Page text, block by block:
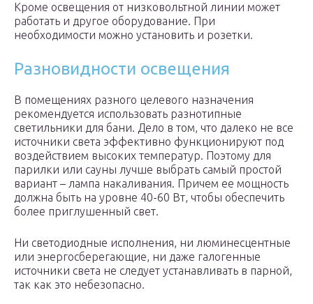
Кроме освещения от низковольтной линии может
работать и другое оборудование. При
необходимости можно установить и розетки.
Разновидности освещения
В помещениях разного целевого назначения
рекомендуется использовать разнотипные
светильники для бани. Дело в том, что далеко не все
источники света эффективно функционируют под
воздействием высоких температур. Поэтому для
парилки или сауны лучше выбрать самый простой
вариант – лампа накаливания. Причем ее мощность
должна быть на уровне 40-60 Вт, чтобы обеспечить
более приглушенный свет.
Ни светодиодные исполнения, ни люминесцентные
или энергосберегающие, ни даже галогенные
источники света не следует устанавливать в парной,
так как это небезопасно.